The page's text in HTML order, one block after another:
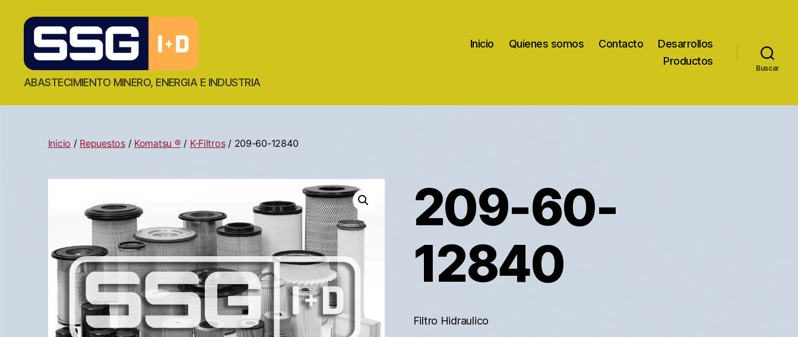
ABASTECIMIENTO MINERO, ENERGIA E INDUSTRIA
Inicio Quienes somos Contacto
Desarrollos
Productos
Buscar
Inicio / Repuestos/ Komatsu ® / K-Filtros/ 209-60-12840
209-60-
12840
Filtro Hidraulico